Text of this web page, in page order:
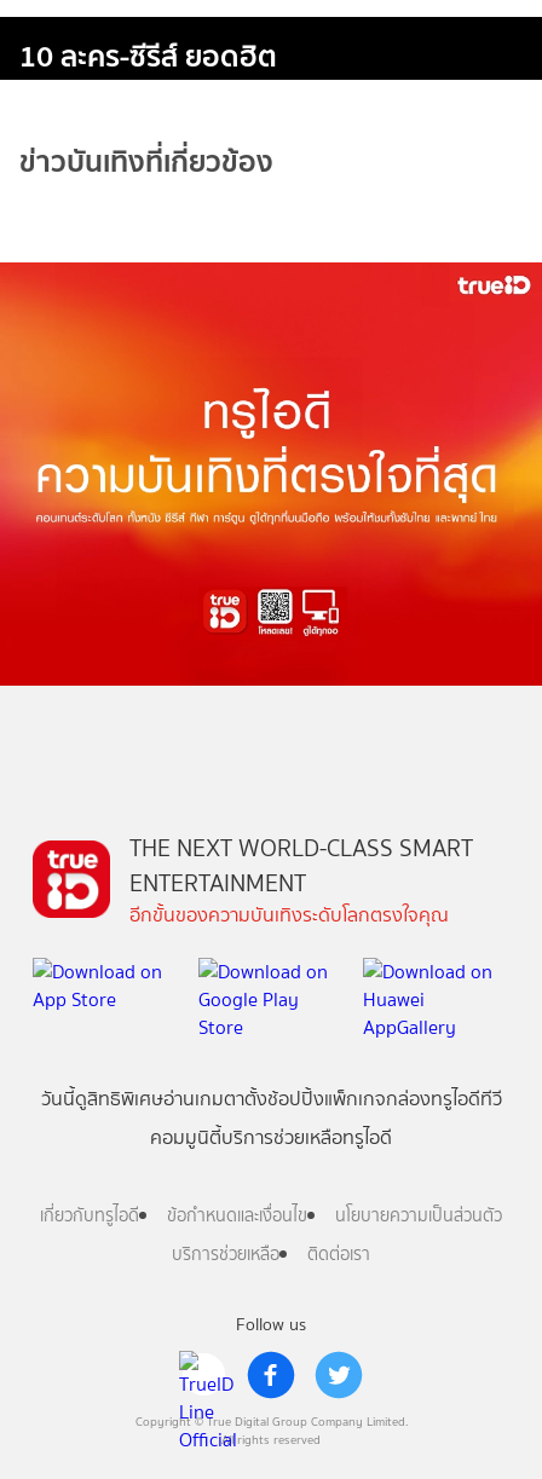
10 ละคร-ซีรีส์ ยอดฮิต
ข่าวบันเทิงที่เกี่ยวข้อง
Follow us
Copyright © True Digital Group Company Limited.
All rights reserved
THE NEXT WORLD-CLASS SMART
ENTERTAINMENT
อีกขั้นของความบันเทิงระดับโลกตรงใจคุณ
วันนี้ดูสิทธิพิเศษอ่านเกมตาตั้งช้อปปิ้งแพ็กเกจกล่องทรูไอดีทีวี
คอมมูนิตี้บริการช่วยเหลือทรูไอดี
เกี่ยวกับทรูไอดี ข้อกำหนดและเงื่อนไข
นโยบายความเป็นส่วนตัว
บริการช่วยเหลือ
ติดต่อเรา